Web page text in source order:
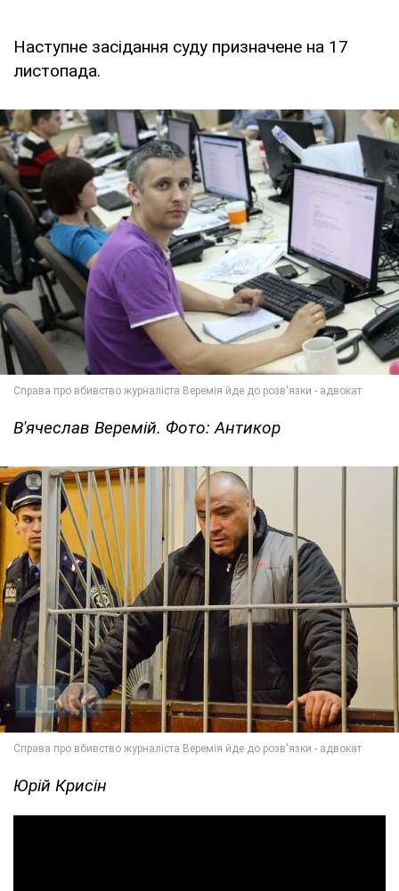
Наступне засідання суду призначене на 17
листопада.
В'ячеслав Веремій. Фото: Антикор
Юрій Крисін